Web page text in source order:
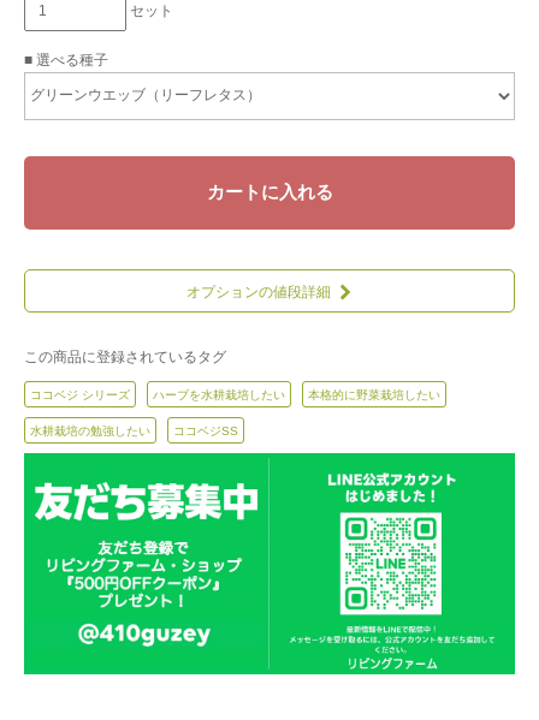
セット
■ 選べる種子
カートに入れる
オプションの値段詳細
この商品に登録されているタグ
ココベジ シリーズ ハーブを水耕栽培したい 本格的に野菜栽培したい
水耕栽培の勉強したい ココベジSS